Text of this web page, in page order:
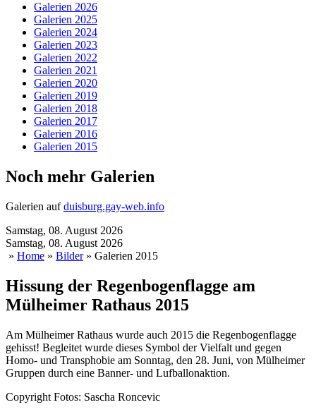
Galerien 2026
Galerien 2025
Galerien 2024
Galerien 2023
Galerien 2022
Galerien 2021
Galerien 2020
Galerien 2019
Galerien 2018
Galerien 2017
Galerien 2016
Galerien 2015
Noch mehr Galerien
Galerien aufduisburg.gay-web.info
Samstag, 08. August 2026
Samstag, 08. August 2026
» Home » Bilder» Galerien 2015
Hissung der Regenbogenflagge am
Mülheimer Rathaus 2015
Am Mülheimer Rathaus wurde auch 2015 die Regenbogenflagge
gehisst! Begleitet wurde dieses Symbol der Vielfalt und gegen
Homo- und Transphobie am Sonntag, den 28. Juni, von Mülheimer
Gruppen durch eine Banner- und Lufballonaktion.
Copyright Fotos: Sascha Roncevic